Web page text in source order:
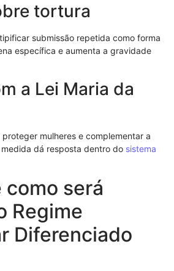
tortura
submissão repetida como forma
específica e aumenta a gravidade
a Lei Maria da
mulheres e complementar a
medida dá resposta dentro do sistema
como será
Regime
Diferenciado